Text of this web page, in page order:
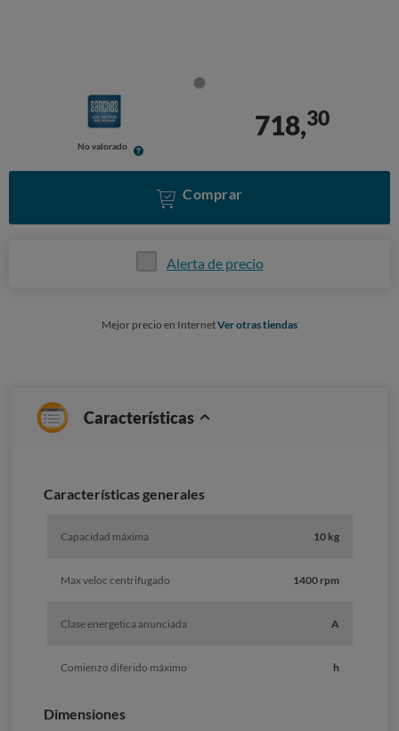
No valorado
718,30
Comprar
Alerta de precio
Mejor precio en InternetVer otras tiendas
Características
Características generales
Capacidad máxima 10 kg
Max veloc centrifugado 1400 rpm
Clase energetica anunciada A
Comienzo diferido máximo h
Dimensiones